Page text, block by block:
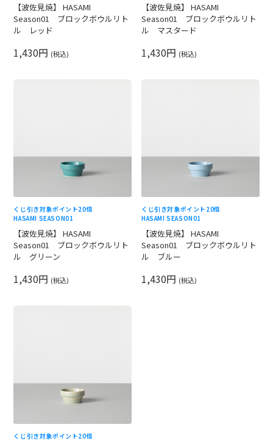
【波佐見焼】 HASAMI
Season01 ブロックボウルリト
ル レッド
1,430円 (税込)
【波佐見焼】 HASAMI
Season01 ブロックボウルリト
ル マスタード
1,430円 (税込)
くじ引き対象ポイント20倍
HASAMI SEASON01
【波佐見焼】 HASAMI
Season01 ブロックボウルリト
ル グリーン
1,430円 (税込)
くじ引き対象ポイント20倍
HASAMI SEASON01
【波佐見焼】 HASAMI
Season01 ブロックボウルリト
ル ブルー
1,430円 (税込)
くじ引き対象ポイント20倍